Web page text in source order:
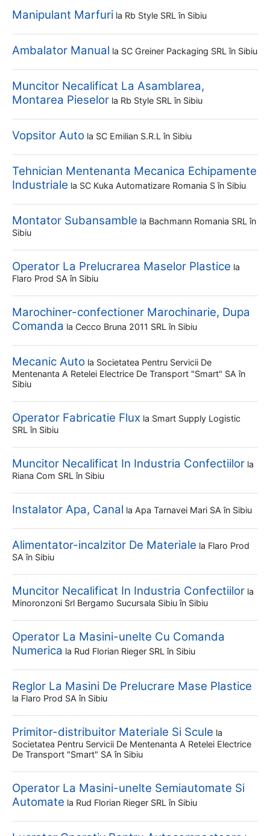
Manipulant Marfuri la Rb Style SRL în Sibiu
Ambalator Manual la SC Greiner Packaging SRL în Sibiu
Muncitor Necalificat La Asamblarea,
Montarea Pieselor la Rb Style SRL în Sibiu
Vopsitor Auto la SC Emilian S.r.l în Sibiu
Tehnician Mentenanta Mecanica Echipamente
Industriale la SC Kuka Automatizare Romania S în Sibiu
Montator Subansamble la Bachmann Romania SRL în
Sibiu
Operator La Prelucrarea Maselor Plastice la
Flaro Prod SA în Sibiu
Marochiner-confectioner Marochinarie, Dupa
Comanda la Cecco Bruna 2011 SRL în Sibiu
Mecanic Auto la Societatea Pentru Servicii De
Mentenanta A Retelei Electrice De Transport "smart" SA în
Sibiu
Operator Fabricatie Flux la Smart Supply Logistic
SRL în Sibiu
Muncitor Necalificat In Industria Confectiilor la
Riana Com SRL în Sibiu
Instalator Apa, Canal la Apa Tarnavei Mari SA în Sibiu
Alimentator-incalzitor De Materiale la Flaro Prod
SA în Sibiu
Muncitor Necalificat In Industria Confectiilor la
Minoronzoni Srl Bergamo Sucursala Sibiu în Sibiu
Operator La Masini-unelte Cu Comanda
Numerica la Rud Florian Rieger SRL în Sibiu
Reglor La Masini De Prelucrare Mase Plastice
la Flaro Prod SA în Sibiu
Primitor-distribuitor Materiale Si Scule la
Societatea Pentru Servicii De Mentenanta A Retelei Electrice
De Transport "smart" SA în Sibiu
Operator La Masini-unelte Semiautomate Si
Automate la Rud Florian Rieger SRL în Sibiu